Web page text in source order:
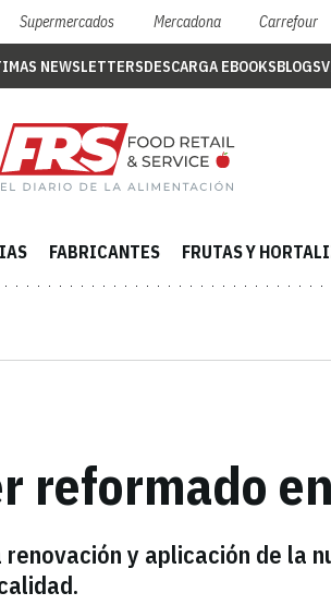
Supermercados Mercadona Carrefour
NEWSLETTERSDESCARGA EBOOKSBLOGS
FABRICANTES FRUTAS Y
reformado
y aplicación de la